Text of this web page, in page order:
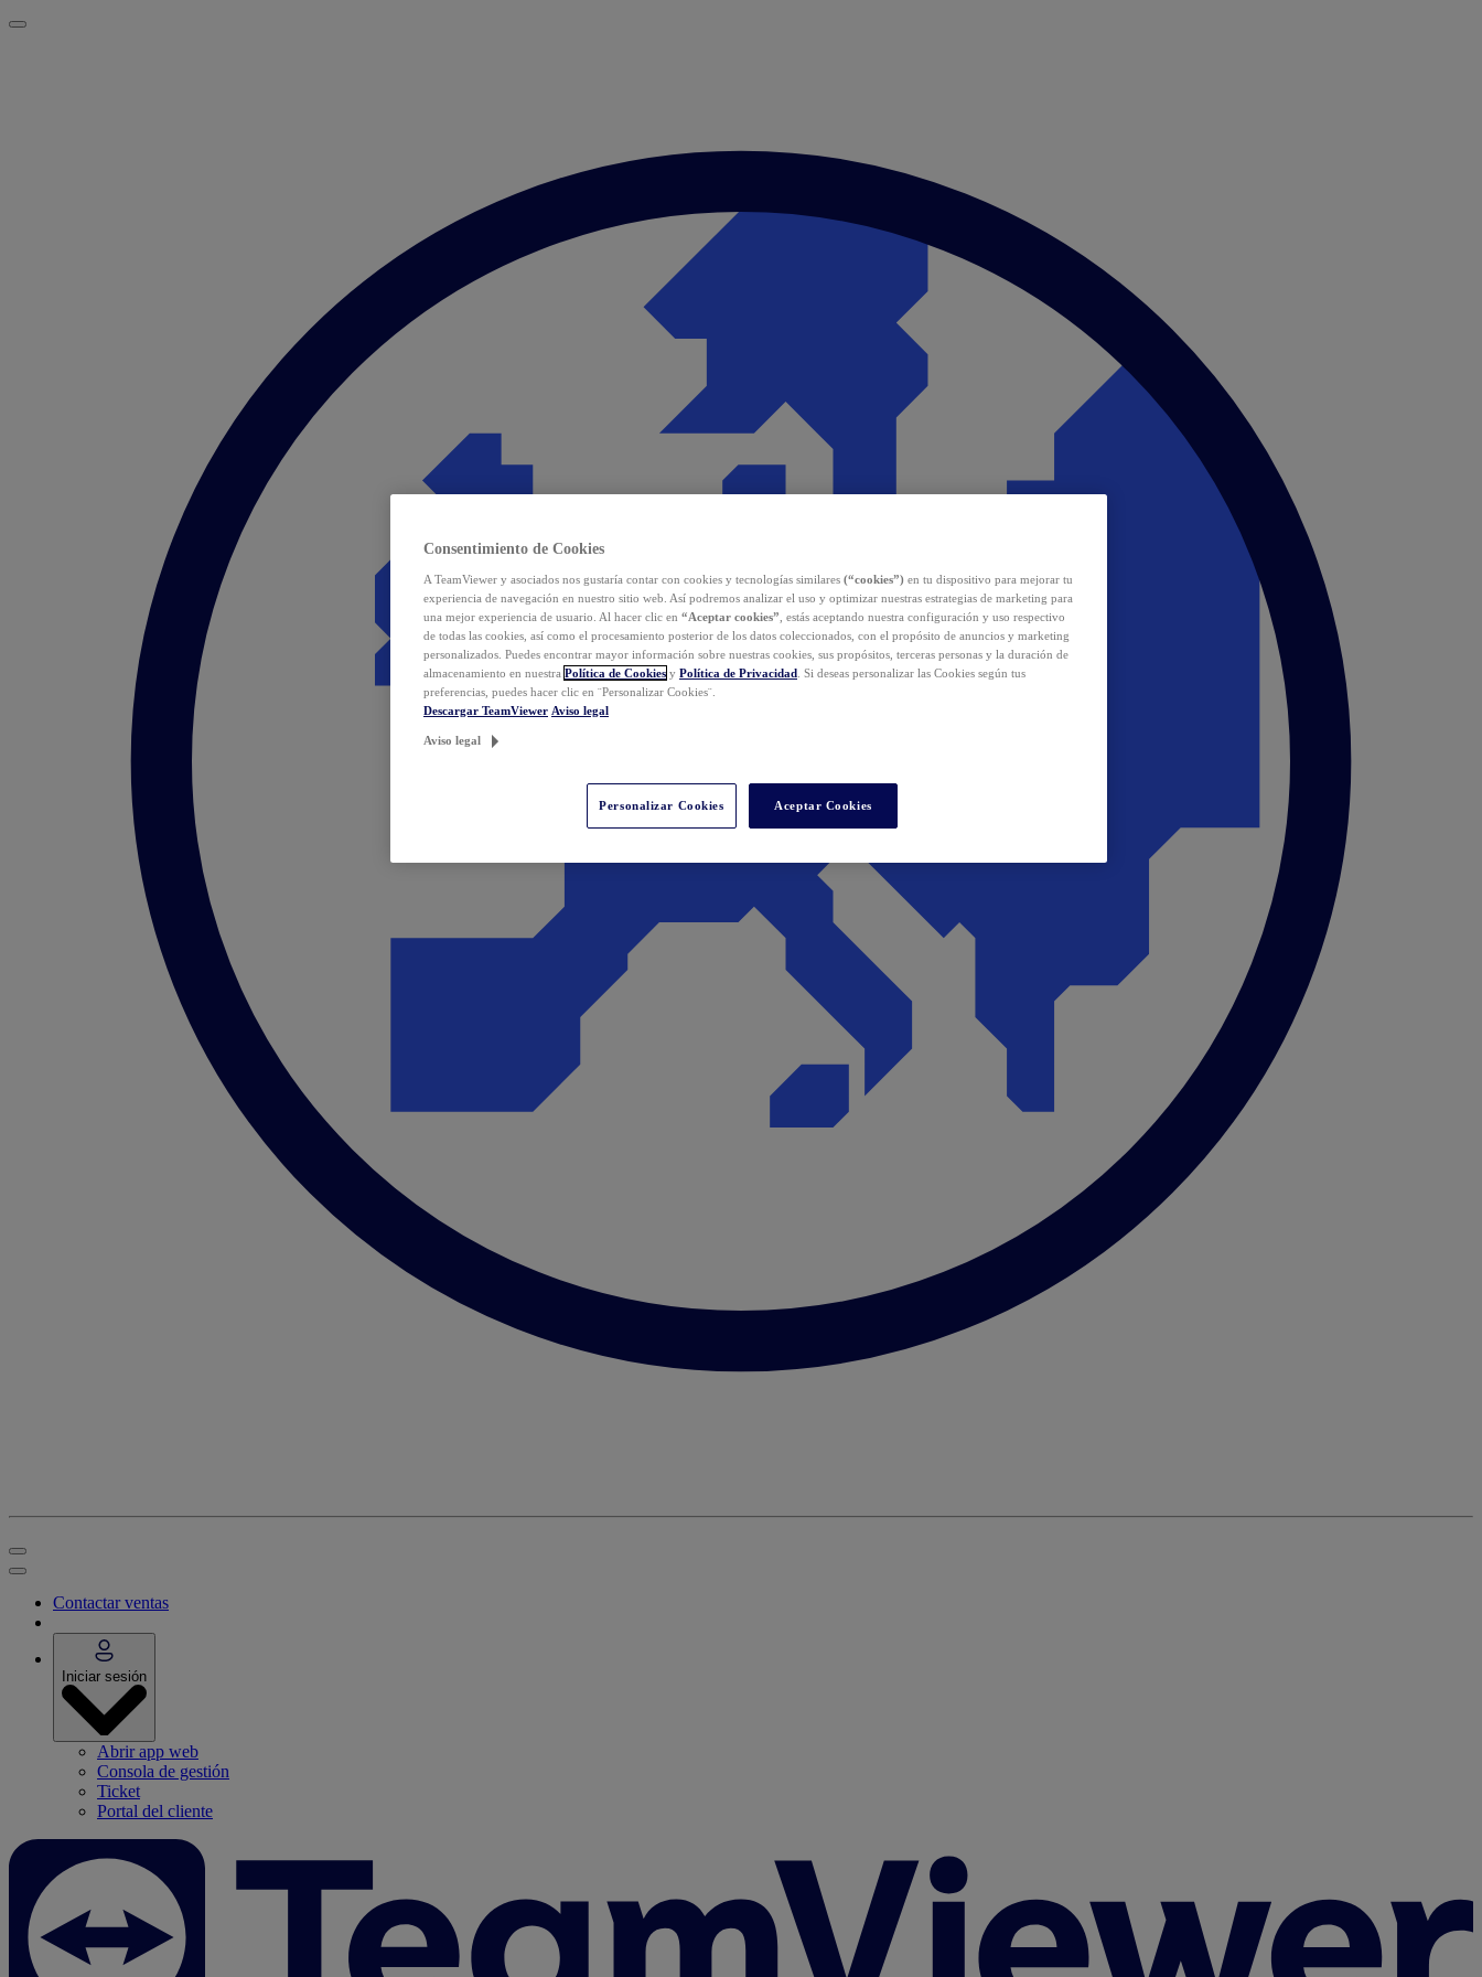
Contactar ventas
Iniciar sesión
Abrir app web
Consola de gestión
Ticket
Portal del cliente
Consentimiento de Cookies
A TeamViewer y asociados nos gustaría contar con cookies y tecnologías similares (“cookies”) en tu dispositivo para mejorar tu
experiencia de navegación en nuestro sitio web. Así podremos analizar el uso y optimizar nuestras estrategias de marketing para
una mejor experiencia de usuario. Al hacer clic en “Aceptar cookies” , estás aceptando nuestra configuración y uso respectivo
de todas las cookies, así como el procesamiento posterior de los datos coleccionados, con el propósito de anuncios y marketing
personalizados. Puedes encontrar mayor información sobre nuestras cookies, sus propósitos, terceras personas y la duración de
almacenamiento en nuestra Política de Cookies y Política de Privacidad . Si deseas personalizar las Cookies según tus
preferencias, puedes hacer clic en ¨Personalizar Cookies¨.
Descargar TeamViewer Aviso legal
Aviso legal
Personalizar Cookies Aceptar Cookies